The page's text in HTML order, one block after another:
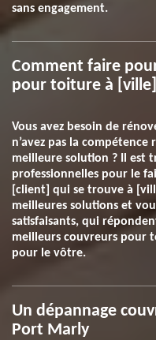
sans engagement.
Comment faire
pour toiture à
Vous avez besoin de
n’avez pas la
meilleure solution ? Il est
professionnelles pour le
[client] qui se trouve à
meilleures solutions et
satisfaisants, qui
meilleurs couvreurs pour
pour le vôtre.
Un dépannage
Port Marly